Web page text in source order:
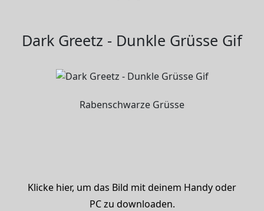
Dark Greetz - Dunkle Grüsse Gif
Rabenschwarze Grüsse
Klicke hier, um das Bild mit deinem Handy oder
PC zu downloaden.